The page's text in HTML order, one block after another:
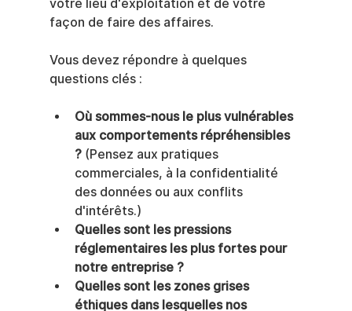
votre lieu d'exploitation et de votre
façon de faire des affaires.
Vous devez répondre à quelques
questions clés :
Où sommes-nous le plus vulnérables
aux comportements répréhensibles
? (Pensez aux pratiques
commerciales, à la confidentialité
des données ou aux conflits
d'intérêts.)
Quelles sont les pressions
réglementaires les plus fortes pour
notre entreprise ?
Quelles sont les zones grises
éthiques dans lesquelles nos